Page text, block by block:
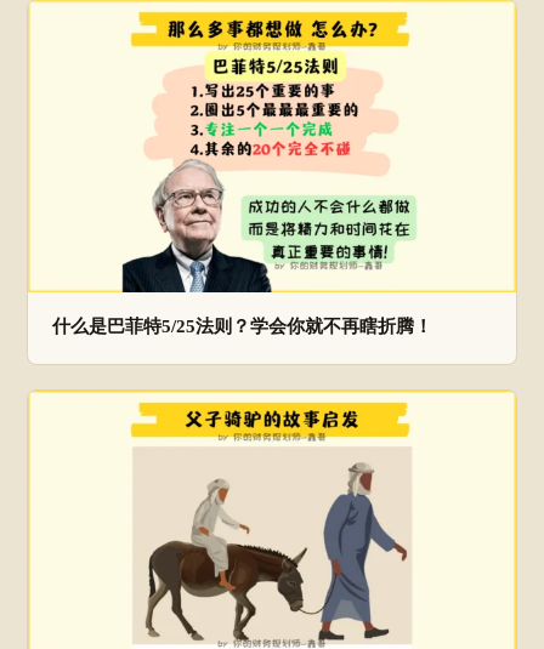
什么是巴菲特5/25法则？学会你就不再瞎折腾！